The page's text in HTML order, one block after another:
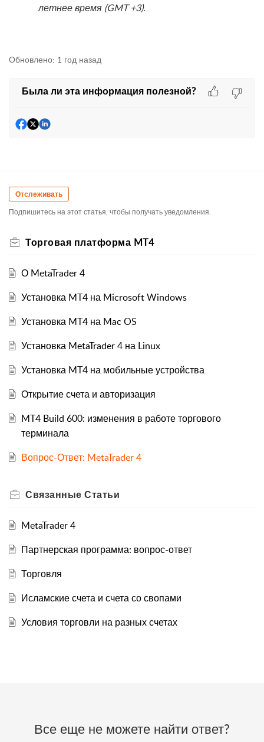
летнее время (GMT +3).
Обновлено: 1 год назад
Была ли эта информация полезной?
Отслеживать
Подпишитесь на этот статья, чтобы получать уведомления.
Торговая платформа MT4
О MetaTrader 4
Установка MT4 на Microsoft Windows
Установка MT4 на Mac OS
Установка MetaTrader 4 на Linux
Установка MT4 на мобильные устройства
Открытие счета и авторизация
MT4 Build 600: изменения в работе торгового
терминала
Вопрос-Ответ: MetaTrader 4
Связанные Статьи
MetaTrader 4
Партнерская программа: вопрос-ответ
Торговля
Исламские счета и счета со свопами
Условия торговли на разных счетах
Все еще не можете найти ответ?